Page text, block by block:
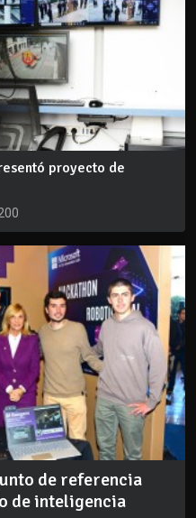
proyecto de
de referencia
de inteligencia